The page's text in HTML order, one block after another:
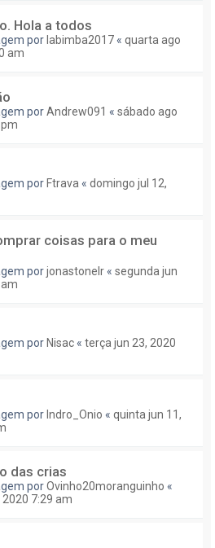
Hola a todos
por labimba2017 « quarta ago
am
porAndrew091 « sábado ago
por Ftrava « domingo jul 12,
coisas para o meu
porjonastonelr « segunda jun
por Nisac « terça jun 23, 2020
por Indro_Onio « quinta jun 11,
das crias
porOvinho20moranguinho «
7:29 am